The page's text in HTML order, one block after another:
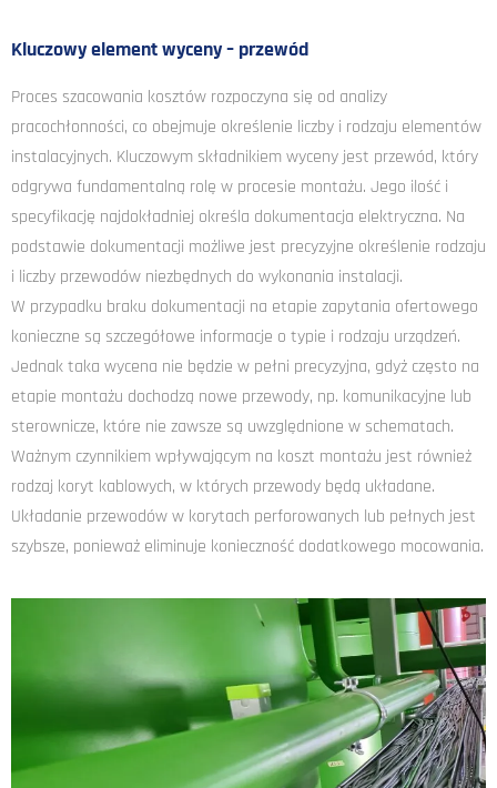
Kluczowy element wyceny – przewód
Proces szacowania kosztów rozpoczyna się od analizy
pracochłonności, co obejmuje określenie liczby i rodzaju elementów
instalacyjnych. Kluczowym składnikiem wyceny jest przewód, który
odgrywa fundamentalną rolę w procesie montażu. Jego ilość i
specyfikację najdokładniej określa dokumentacja elektryczna. Na
podstawie dokumentacji możliwe jest precyzyjne określenie rodzaju
i liczby przewodów niezbędnych do wykonania instalacji.
W przypadku braku dokumentacji na etapie zapytania ofertowego
konieczne są szczegółowe informacje o typie i rodzaju urządzeń.
Jednak taka wycena nie będzie w pełni precyzyjna, gdyż często na
etapie montażu dochodzą nowe przewody, np. komunikacyjne lub
sterownicze, które nie zawsze są uwzględnione w schematach.
Ważnym czynnikiem wpływającym na koszt montażu jest również
rodzaj koryt kablowych, w których przewody będą układane.
Układanie przewodów w korytach perforowanych lub pełnych jest
szybsze, ponieważ eliminuje konieczność dodatkowego mocowania.